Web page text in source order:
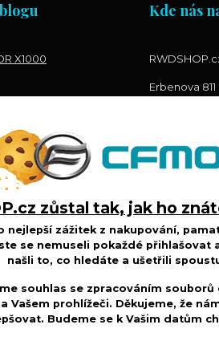
X1000
Kde nás
Erbenova 811
zůstal tak, jak ho
nejlepší zážitek z nakupování,
se nemuseli pokaždé přihlašovat
našli to, co hledáte a ušetřili
souhlas se zpracováním
Vašem prohlížeči. Děkujeme, že
Budeme se k Vašim datům